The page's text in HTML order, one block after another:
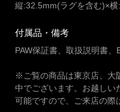
縦:32.5mm(ラグを含む)×
付属品・備考
PAW保証書、取扱説明書、
※ご覧の商品は東京店、大
中でございます。お越しい
可能ですので、ご来店の際